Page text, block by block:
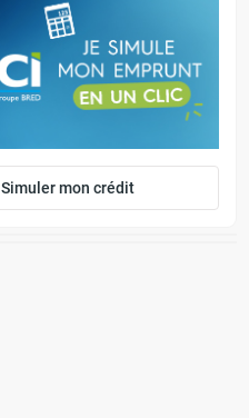
Simuler mon crédit